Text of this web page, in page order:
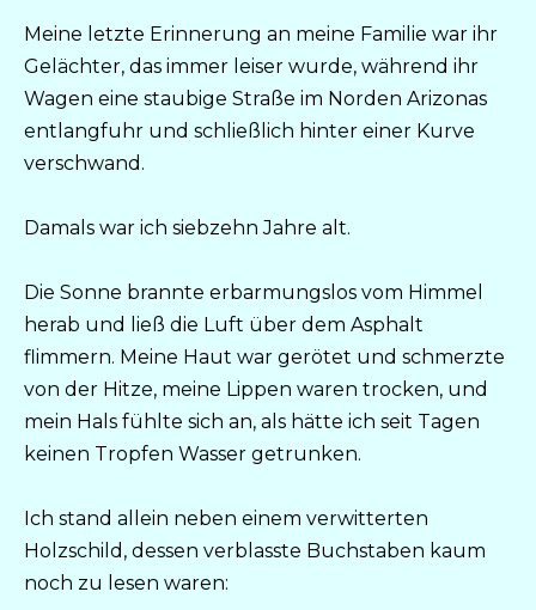
Meine letzte Erinnerung an meine Familie war ihr
Gelächter, das immer leiser wurde, während ihr
Wagen eine staubige Straße im Norden Arizonas
entlangfuhr und schließlich hinter einer Kurve
verschwand.
Damals war ich siebzehn Jahre alt.
Die Sonne brannte erbarmungslos vom Himmel
herab und ließ die Luft über dem Asphalt
flimmern. Meine Haut war gerötet und schmerzte
von der Hitze, meine Lippen waren trocken, und
mein Hals fühlte sich an, als hätte ich seit Tagen
keinen Tropfen Wasser getrunken.
Ich stand allein neben einem verwitterten
Holzschild, dessen verblasste Buchstaben kaum
noch zu lesen waren: